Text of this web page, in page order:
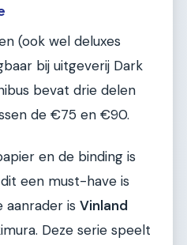
(ook wel deluxes
bij uitgeverij Dark
bevat drie delen
de €75 en €90.
en de binding is
een must-have is
aanrader is Vinland
Deze serie speelt